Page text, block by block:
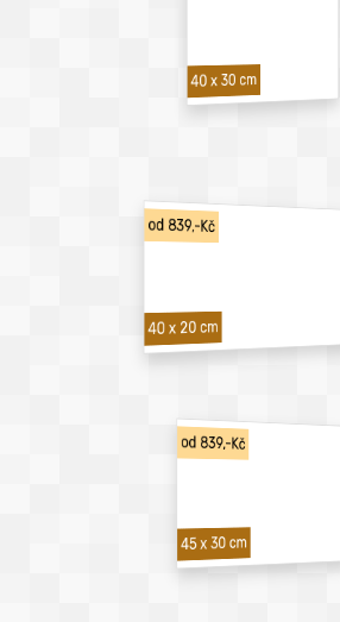
40 x 30 cm
od 839,-Kč
40 x 20 cm
od 839,-Kč
45 x 30 cm